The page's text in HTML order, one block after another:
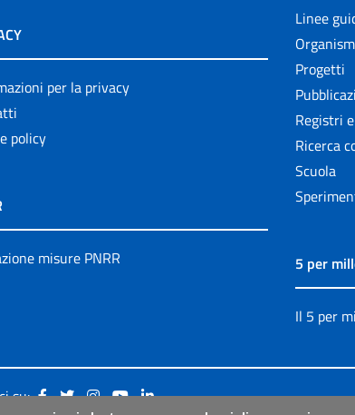
per la privacy
policy
misure PNRR
Linee
Progetti
Registri
Ricerca
Scuola
5 per
Il 5 per
su: